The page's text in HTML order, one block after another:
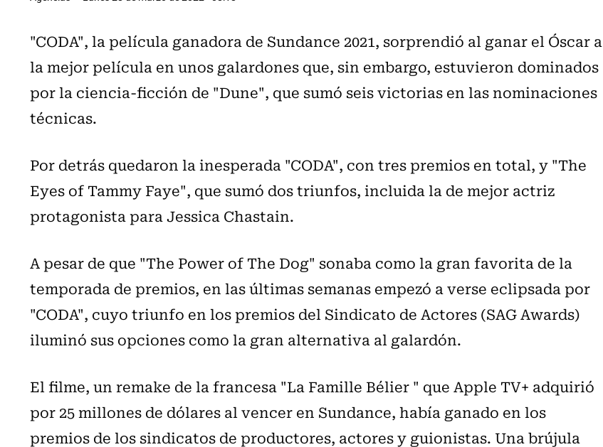
"CODA", la película ganadora de Sundance 2021, sorprendió al ganar el Óscar a
la mejor película en unos galardones que, sin embargo, estuvieron dominados
por la ciencia-ficción de "Dune", que sumó seis victorias en las nominaciones
técnicas.
Por detrás quedaron la inesperada "CODA", con tres premios en total, y "The
Eyes of Tammy Faye", que sumó dos triunfos, incluida la de mejor actriz
protagonista para Jessica Chastain.
A pesar de que "The Power of The Dog" sonaba como la gran favorita de la
temporada de premios, en las últimas semanas empezó a verse eclipsada por
"CODA", cuyo triunfo en los premios del Sindicato de Actores (SAG Awards)
iluminó sus opciones como la gran alternativa al galardón.
El filme, un remake de la francesa "La Famille Bélier " que Apple TV+ adquirió
por 25 millones de dólares al vencer en Sundance, había ganado en los
premios de los sindicatos de productores, actores y guionistas. Una brújula